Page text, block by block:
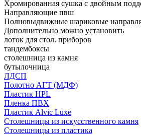
Хромированная сушка с двойным
Направляющие пвш
Полновыдвижные шариковые
Дополнительно можно установить
лоток для стол. приборов
тандембоксы
столешница из камня
бутылочница
ЛДСП
Полотно АГТ (МДФ)
Пластик HPL
Пленка ПВХ
Пластик Alvic Luxe
Столешницы из искусственного камня
Столешницы из пластика